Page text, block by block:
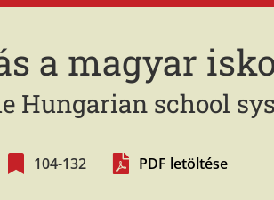
a magyar
Hungarian school
104-132 PDF letöltése